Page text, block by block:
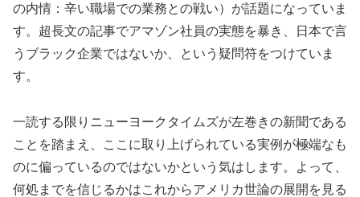
の内情：辛い職場での業務との戦い）が話題になっていま
す。超長文の記事でアマゾン社員の実態を暴き、日本で言
うブラック企業ではないか、という疑問符をつけていま
す。
一読する限りニューヨークタイムズが左巻きの新聞である
ことを踏まえ、ここに取り上げられている実例が極端なも
のに偏っているのではないかという気はします。よって、
何処までを信じるかはこれからアメリカ世論の展開を見る